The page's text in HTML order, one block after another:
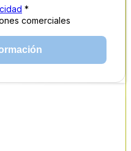
*
comerciales